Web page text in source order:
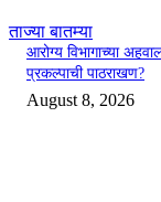
ताज्या बातम्या
आरोग्य विभागाच्या
प्रकल्पाची पाठराखण?
August 8, 2026